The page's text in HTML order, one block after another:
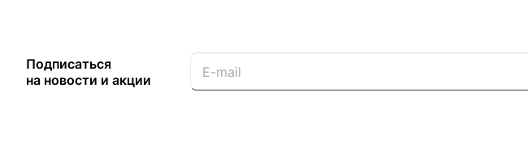
Подписаться
на новости и акции